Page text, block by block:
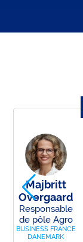
Majbritt
Overgaard
Responsable
de pôle Agro
BUSINESS FRANCE
DANEMARK